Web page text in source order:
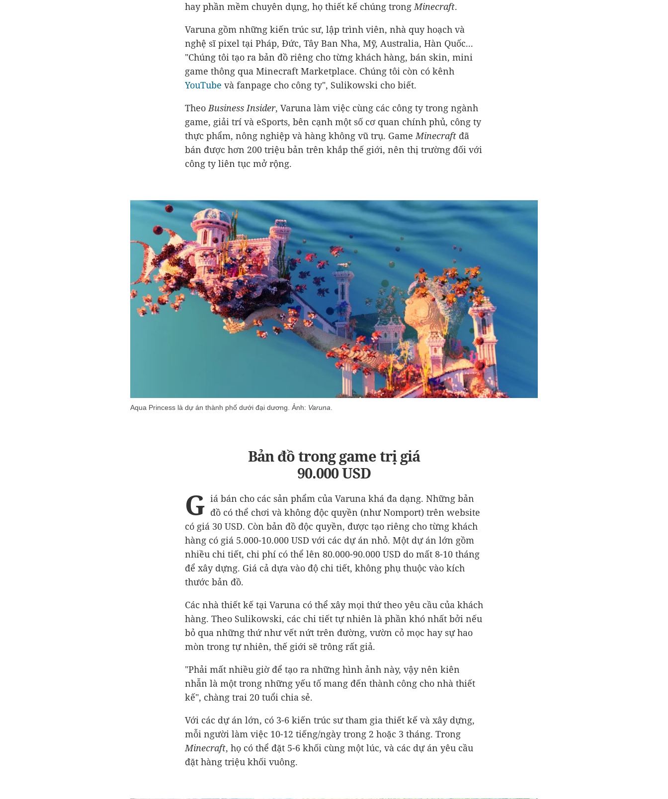
hay phần mềm chuyên dụng, họ thiết kế chúng trongMinecraft.
Varuna gồm những kiến trúc sư, lập trình viên, nhà quy hoạch và
nghệ sĩ pixel tại Pháp, Đức, Tây Ban Nha, Mỹ, Australia, Hàn Quốc...
"Chúng tôi tạo ra bản đồ riêng cho từng khách hàng, bán skin, mini
game thông qua Minecraft Marketplace. Chúng tôi còn có kênh
YouTube và fanpage cho công ty", Sulikowski cho biết.
TheoBusiness Insider, Varuna làm việc cùng các công ty trong ngành
game, giải trí và eSports, bên cạnh một số cơ quan chính phủ, công ty
thực phẩm, nông nghiệp và hàng không vũ trụ. GameMinecraft đã
bán được hơn 200 triệu bản trên khắp thế giới, nên thị trường đối với
công ty liên tục mở rộng.
Aqua Princess là dự án thành phố dưới đại dương. Ảnh: Varuna
Bản đồ trong game trị giá
90.000 USD
G iá bán cho các sản phẩm của Varuna khá đa dạng. Những bản
đồ có thể chơi và không độc quyền (như Nomport) trên website
có giá 30 USD. Còn bản đồ độc quyền, được tạo riêng cho từng khách
hàng có giá 5.000-10.000 USD với các dự án nhỏ. Một dự án lớn gồm
nhiều chi tiết, chi phí có thể lên 80.000-90.000 USD do mất 8-10 tháng
để xây dựng. Giá cả dựa vào độ chi tiết, không phụ thuộc vào kích
thước bản đồ.
Các nhà thiết kế tại Varuna có thể xây mọi thứ theo yêu cầu của khách
hàng. Theo Sulikowski, các chi tiết tự nhiên là phần khó nhất bởi nếu
bỏ qua những thứ như vết nứt trên đường, vườn cỏ mọc hay sự hao
mòn trong tự nhiên, thế giới sẽ trông rất giả.
"Phải mất nhiều giờ để tạo ra những hình ảnh này, vậy nên kiên
nhẫn là một trong những yếu tố mang đến thành công cho nhà thiết
kế", chàng trai 20 tuổi chia sẻ.
Với các dự án lớn, có 3-6 kiến trúc sư tham gia thiết kế và xây dựng,
mỗi người làm việc 10-12 tiếng/ngày trong 2 hoặc 3 tháng. Trong
Minecraft, họ có thể đặt 5-6 khối cùng một lúc, và các dự án yêu cầu
đặt hàng triệu khối vuông.